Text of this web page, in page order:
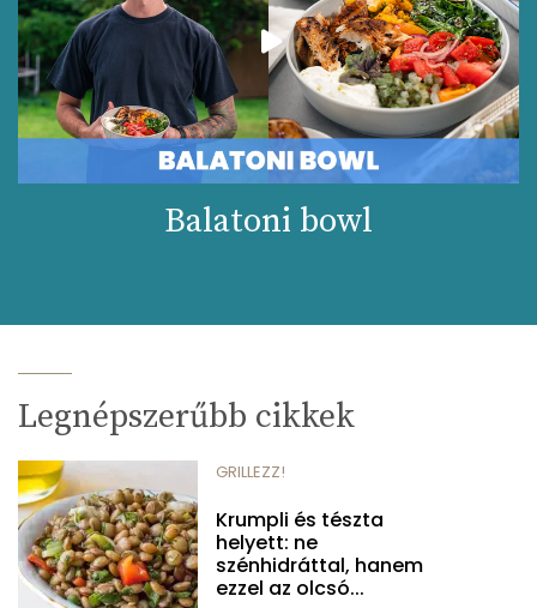
Balatoni bowl
Legnépszerűbb cikkek
GRILLEZZ!
Krumpli és tészta
helyett: ne
szénhidráttal, hanem
ezzel az olcsó...